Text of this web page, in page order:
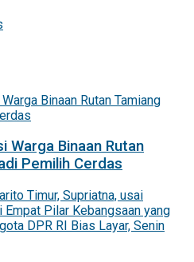
Warga Binaan Rutan
Pemilih Cerdas